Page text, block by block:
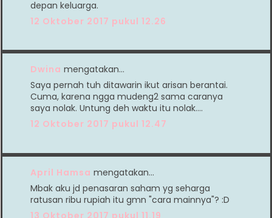
depan keluarga.
12 Oktober 2017 pukul 12.26
Dwina mengatakan…
Saya pernah tuh ditawarin ikut arisan berantai.
Cuma, karena ngga mudeng2 sama caranya
saya nolak. Untung deh waktu itu nolak....
12 Oktober 2017 pukul 12.47
April Hamsa mengatakan…
Mbak aku jd penasaran saham yg seharga
ratusan ribu rupiah itu gmn "cara mainnya"? :D
13 Oktober 2017 pukul 11.19